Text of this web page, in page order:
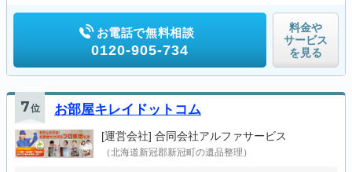
お電話で無料相談
0120-905-734
料金や
サービス
を見る
7位 お部屋キレイドットコム
[運営会社] 合同会社アルファサービス
（北海道新冠郡新冠町の遺品整理）